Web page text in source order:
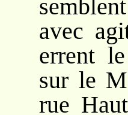
avec
errent
sur le
rue